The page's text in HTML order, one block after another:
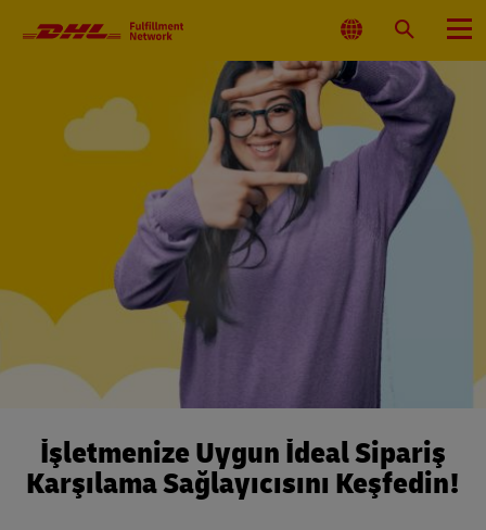
Konum
Menü
İşletmenize Uygun İdeal Sipariş
Karşılama Sağlayıcısını Keşfedin!